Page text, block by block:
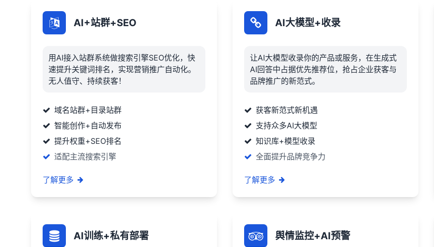
AI+站群+SEO
用AI接入站群系统做搜索引擎SEO优化，快
速提升关键词排名，实现营销推广自动化。
无人值守、持续获客！
域名站群+目录站群
智能创作+自动发布
提升权重+SEO排名
适配主流搜索引擎
了解更多
AI大模型+收录
让AI大模型收录你的产品或服务，在生成式
AI回答中占据优先推荐位，抢占企业获客与
品牌推广的新范式。
获客新范式新机遇
支持众多AI大模型
知识库+模型收录
全面提升品牌竞争力
了解更多
AI训练+私有部署 舆情监控+AI预警